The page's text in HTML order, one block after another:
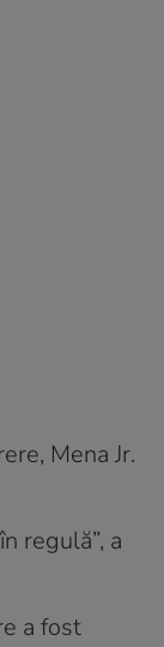
Mena Jr.
regulă”, a
a fost